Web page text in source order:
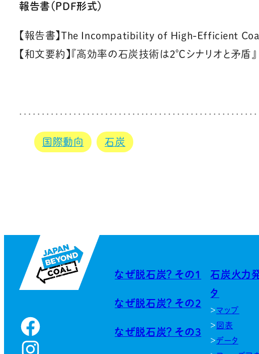
報告書（PDF形式）
【報告書】The Incompatibility of High-Efficient
【和文要約】『高効率の石炭技術は2℃シナリオと矛盾
国際動向 石炭
Facebook
Instagram
なぜ脱石炭？ その1
なぜ脱石炭？ その2
なぜ脱石炭？ その3
石炭火力
タ
マップ
図表
データ